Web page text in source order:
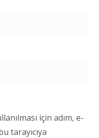
için adım, e-
tarayıcıya